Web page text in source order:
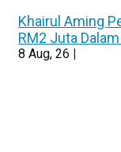
Khairul Aming
RM2 Juta
8 Aug, 26 |